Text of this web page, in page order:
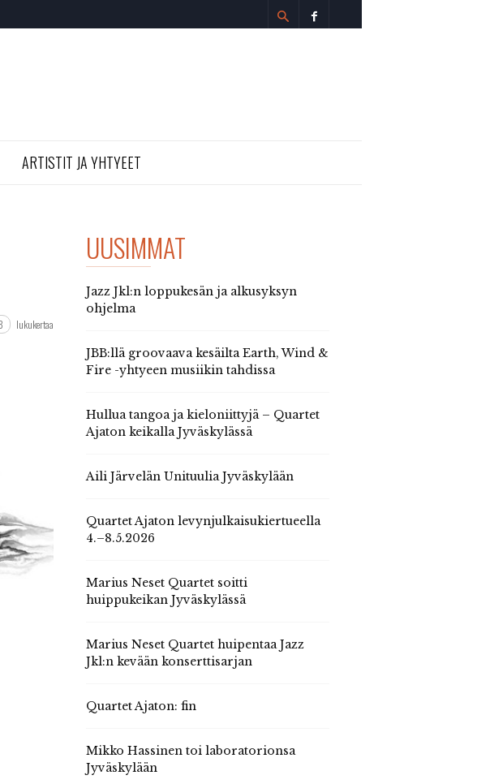
ARTISTIT JA YHTYEET
lukukertaa
UUSIMMAT
Jazz Jkl:n loppukesän ja alkusyksyn
ohjelma
JBB:llä groovaava kesäilta Earth, Wind &
Fire -yhtyeen musiikin tahdissa
Hullua tangoa ja kieloniittyjä – Quartet
Ajaton keikalla Jyväskylässä
Aili Järvelän Unituulia Jyväskylään
Quartet Ajaton levynjulkaisukiertueella
4.–8.5.2026
Marius Neset Quartet soitti
huippukeikan Jyväskylässä
Marius Neset Quartet huipentaa Jazz
Jkl:n kevään konserttisarjan
Quartet Ajaton: fin
Mikko Hassinen toi laboratorionsa
Jyväskylään